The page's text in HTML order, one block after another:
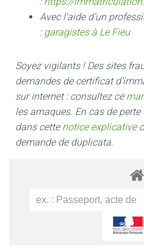
Avec l’aide d’un
: garagistes à Le Fieu
Soyez vigilants ! Des sites
demandes de certificat
sur internet : consultez ce
les arnaques. En cas de
dans cette notice explicative
demande de duplicata.